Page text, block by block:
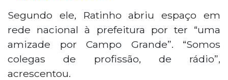
Segundo ele, Ratinho abriu espaço em
rede nacional à prefeitura por ter “uma
amizade por Campo Grande”. “Somos
colegas de profissão, de rádio”,
acrescentou.